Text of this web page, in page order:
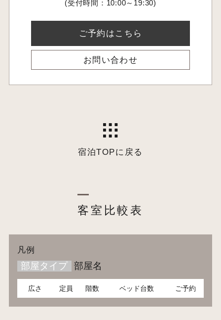
(受付時間：10:00～19:30)
ご予約はこちら
お問い合わせ
宿泊TOPに戻る
客室比較表
凡例
部屋タイプ 部屋名
広さ 定員 階数 ベッド台数 ご予約